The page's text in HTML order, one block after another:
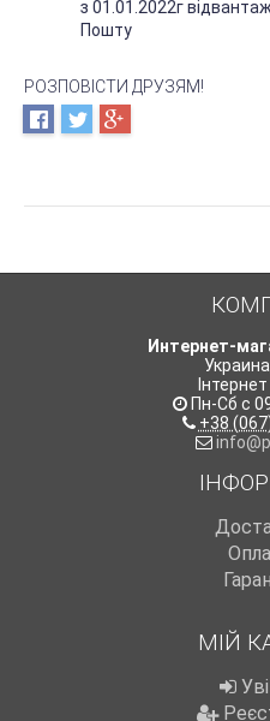
з 01.01.2022г
Пошту
РОЗПОВІСТИ ДРУЗЯМ!
Интернет-
Украина
Пн-Сб с
+38
МІЙ